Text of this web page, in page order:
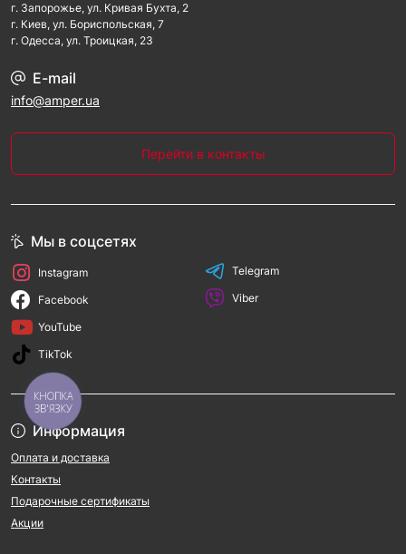
г. Запорожье, ул. Кривая Бухта, 2
г. Киев, ул. Бориспольская, 7
г. Одесса, ул. Троицкая, 23
E-mail
info@amper.ua
Перейти в контакты
Информация
Оплата и доставка
Контакты
Подарочные сертификаты
Акции
Мы в соцсетях
Instagram
Facebook
YouTube
TikTok
Telegram
Viber
КНОПКА
ЗВ'ЯЗКУ